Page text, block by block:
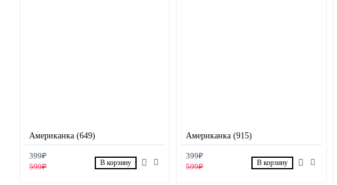
Американка (649)
399₽
599₽
В корзину
Американка (915)
399₽
599₽
В корзину